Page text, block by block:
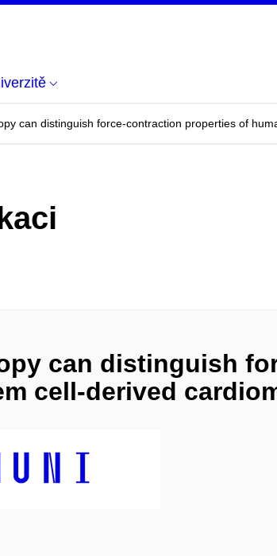
can distinguish force-contraction properties of
can distinguish
cell-derived